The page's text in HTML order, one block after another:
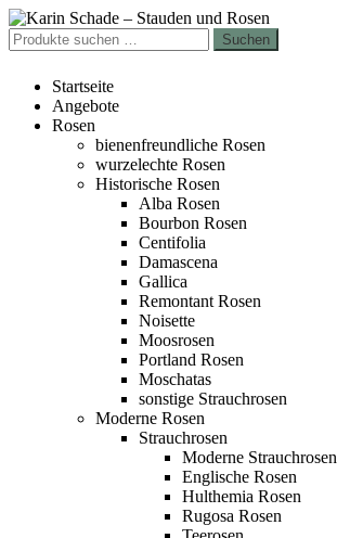
Zur
Navigation
springen
Zum
Inhalt
springen
Suchen
nach:
Suchen
Startseite
Angebote
Rosen
bienenfreundliche Rosen
wurzelechte Rosen
Historische Rosen
Alba Rosen
Bourbon Rosen
Centifolia
Damascena
Gallica
Remontant Rosen
Noisette
Moosrosen
Portland Rosen
Moschatas
sonstige Strauchrosen
Moderne Rosen
Strauchrosen
Moderne Strauchrosen
Englische Rosen
Hulthemia Rosen
Rugosa Rosen